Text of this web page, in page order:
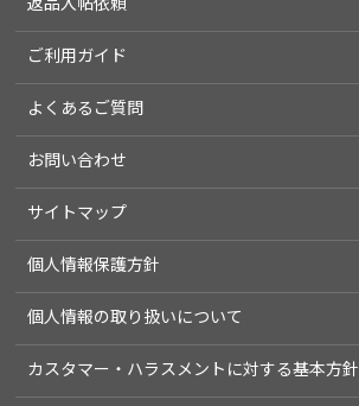
ご利用ガイド
よくあるご質問
お問い合わせ
サイトマップ
個人情報保護方針
個人情報の取り扱いについて
カスタマー・ハラスメントに対する基本方針